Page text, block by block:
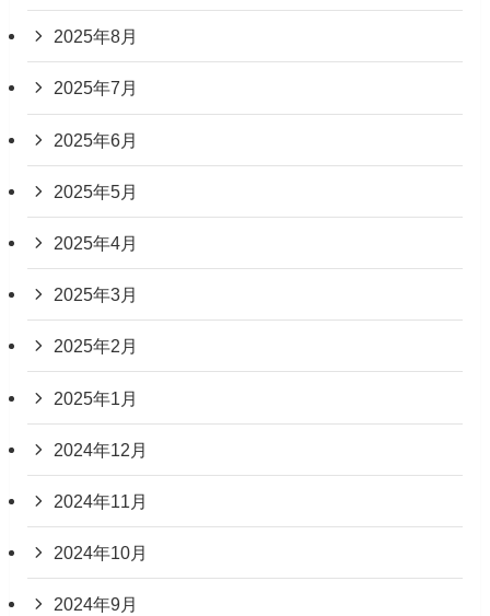
2025年8月
2025年7月
2025年6月
2025年5月
2025年4月
2025年3月
2025年2月
2025年1月
2024年12月
2024年11月
2024年10月
2024年9月